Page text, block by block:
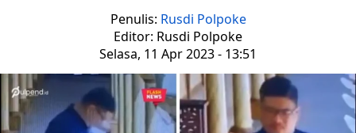
Penulis: Rusdi Polpoke
Editor: Rusdi Polpoke
Selasa, 11 Apr 2023 - 13:51